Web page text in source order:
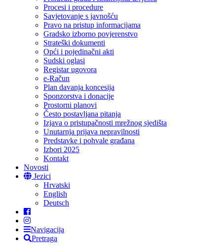
Procesi i procedure
Savjetovanje s javnošću
Pravo na pristup informacijama
Gradsko izborno povjerenstvo
Strateški dokumenti
Opći i pojedinačni akti
Sudski oglasi
Registar ugovora
e-Račun
Plan davanja koncesija
Sponzorstva i donacije
Prostorni planovi
Često postavljana pitanja
Izjava o pristupačnosti mrežnog sjedišta
Unutarnja prijava nepravilnosti
Predstavke i pohvale građana
Izbori 2025
Kontakt
Novosti
Jezici
Hrvatski
English
Deutsch
Navigacija
Pretraga